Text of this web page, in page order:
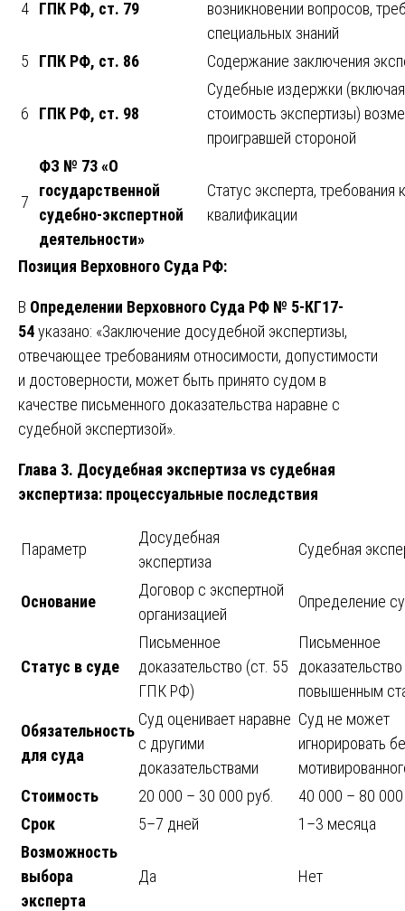
4 ГПК РФ, ст. 79
возникновении вопросов,
специальных знаний
5
ГПК РФ, ст. 86 Содержание заключения
6 ГПК РФ, ст. 98
Судебные издержки (включая
стоимость экспертизы)
проигравшей стороной
7
ФЗ № 73 «О
государственной
судебно-экспертной
деятельности»
Статус эксперта, требования к
квалификации
Позиция Верховного Суда РФ:
В Определении Верховного Суда РФ № 5-КГ17-
54указано: «Заключение досудебной экспертизы,
отвечающее требованиям относимости, допустимости
и достоверности, может быть принято судом в
качестве письменного доказательства наравне с
судебной экспертизой».
Глава 3. Досудебная экспертиза vs судебная
экспертиза: процессуальные последствия
Параметр
Досудебная
экспертиза
Судебная
Основание
Договор с экспертной
организацией
Определение
Статус в суде
Письменное
доказательство (ст. 55
ГПК РФ)
Письменное
повышенным
Обязательность
для суда
Суд оценивает наравне
с другими
доказательствами
Суд не может
игнорировать
Стоимость
20 000 – 30 000 руб.
40 000 – 80
Срок
5–7 дней
1–3 месяца
Возможность
выбора
эксперта
Да Нет